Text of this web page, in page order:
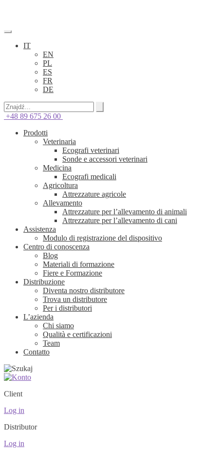
IT
EN
PL
ES
FR
DE
+48 89 675 26 00
Prodotti
Veterinaria
Ecografi veterinari
Sonde e accessori veterinari
Medicina
Ecografi medicali
Agricoltura
Attrezzature agricole
Allevamento
Attrezzature per l’allevamento di animali
Attrezzature per l’allevamento di cani
Assistenza
Modulo di registrazione del dispositivo
Centro di conoscenza
Blog
Materiali di formazione
Fiere e Formazione
Distribuzione
Diventa nostro distributore
Trova un distributore
Per i distributori
L’azienda
Chi siamo
Qualità e certificazioni
Team
Contatto
Client
Log in
Distributor
Log in